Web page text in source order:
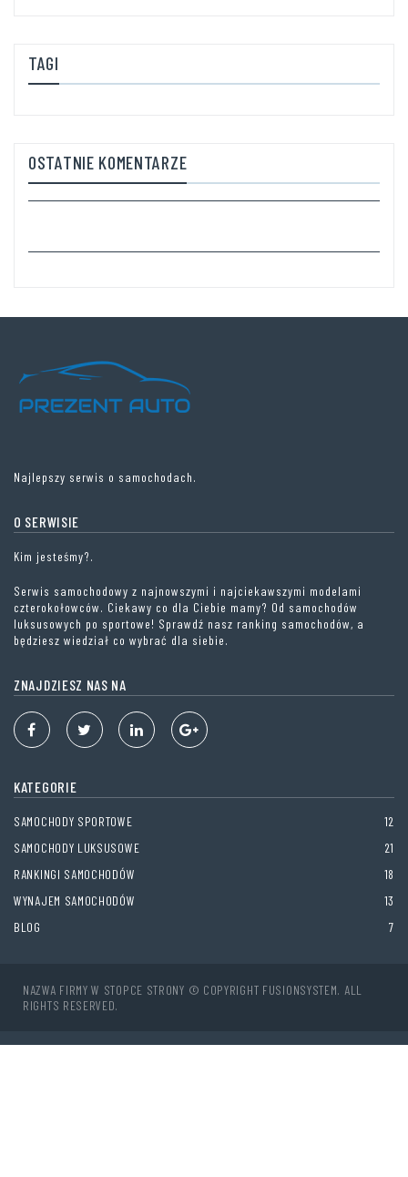
TAGI
OSTATNIE KOMENTARZE
Najlepszy serwis o samochodach.
O SERWISIE
Kim jesteśmy?.
Serwis samochodowy z najnowszymi i najciekawszymi modelami
czterokołowców. Ciekawy co dla Ciebie mamy? Od samochodów
luksusowych po sportowe! Sprawdź nasz ranking samochodów, a
będziesz wiedział co wybrać dla siebie.
ZNAJDZIESZ NAS NA
KATEGORIE
SAMOCHODY SPORTOWE
12
SAMOCHODY LUKSUSOWE
21
RANKINGI SAMOCHODÓW
18
WYNAJEM SAMOCHODÓW
13
BLOG
7
NAZWA FIRMY W STOPCE STRONY © COPYRIGHT FUSIONSYSTEM. ALL
RIGHTS RESERVED.